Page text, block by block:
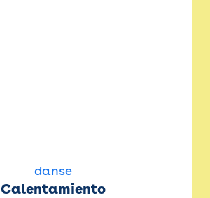
danse
Calentamiento